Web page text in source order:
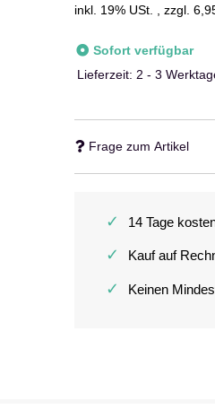
inkl. 19% USt. , zzgl.
Sofort verfügbar
Lieferzeit: 2 - 3
Frage zum Artikel
✓ 14 Tage
✓ Kauf auf
✓ Keinen